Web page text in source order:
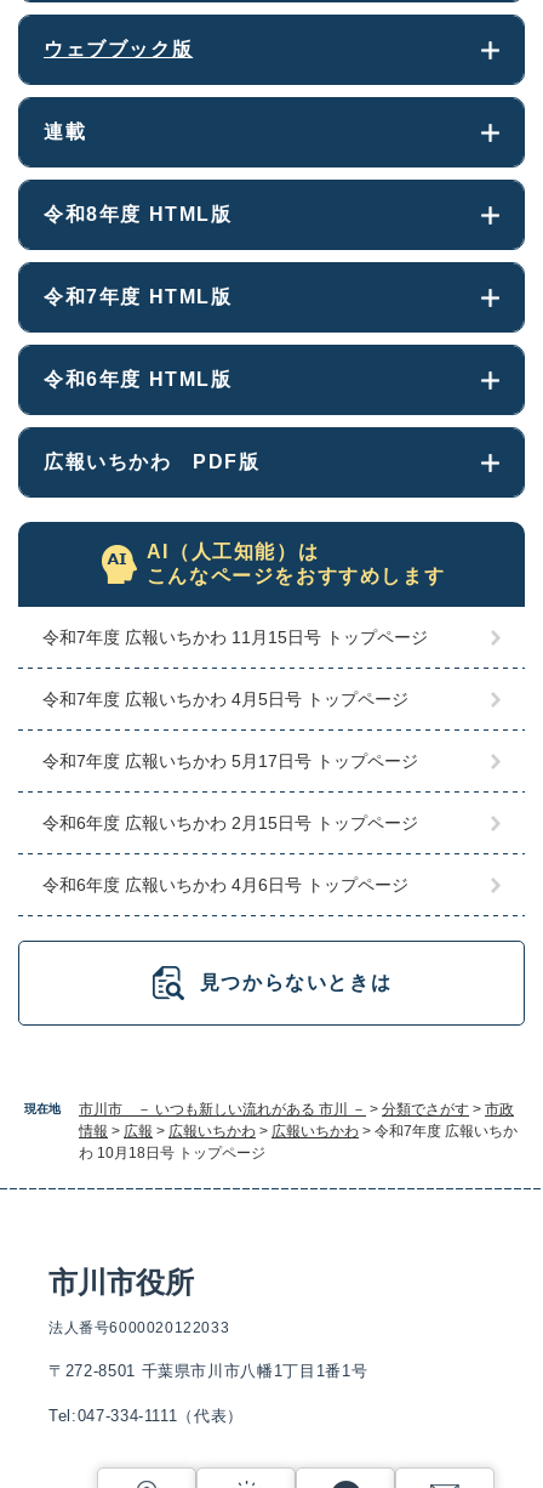
現在地 市川市 － いつも新しい流れがある 市川 － > 分類でさがす > 市政
情報 > 広報 > 広報いちかわ > 広報いちかわ > 令和7年度 広報いちか
わ 10月18日号 トップページ
ウェブブック版
連載
令和8年度 HTML版
令和7年度 HTML版
令和6年度 HTML版
広報いちかわ PDF版
AI（人工知能）は
こんなページをおすすめします
令和7年度 広報いちかわ 11月15日号 トップページ
令和7年度 広報いちかわ 4月5日号 トップページ
令和7年度 広報いちかわ 5月17日号 トップページ
令和6年度 広報いちかわ 2月15日号 トップページ
令和6年度 広報いちかわ 4月6日号 トップページ
見つからないときは
市川市役所
法人番号6000020122033
〒272-8501 千葉県市川市八幡1丁目1番1号
Tel:047-334-1111（代表）